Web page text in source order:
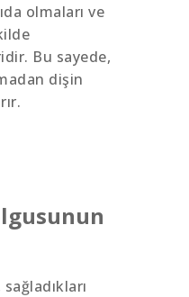
olmaları ve
Bu sayede,
dişin